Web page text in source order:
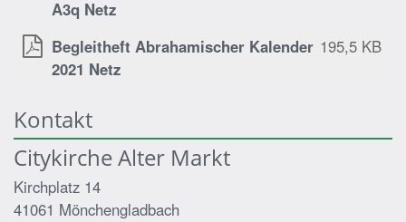
A3q Netz
Begleitheft Abrahamischer Kalender
2021 Netz
195,5 KB
Kontakt
Citykirche Alter Markt
Kirchplatz 14
41061 Mönchengladbach